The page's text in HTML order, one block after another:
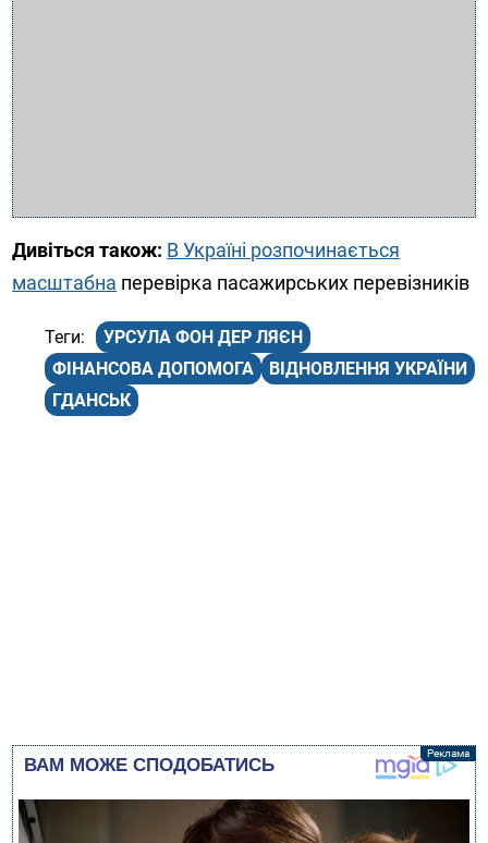
Дивіться також: В Україні розпочинається
масштабна перевірка пасажирських перевізників
УРСУЛА ФОН ДЕР ЛЯЄН
ФІНАНСОВА ДОПОМОГА
ВІДНОВЛЕННЯ УКРАЇНИ
ГДАНСЬК